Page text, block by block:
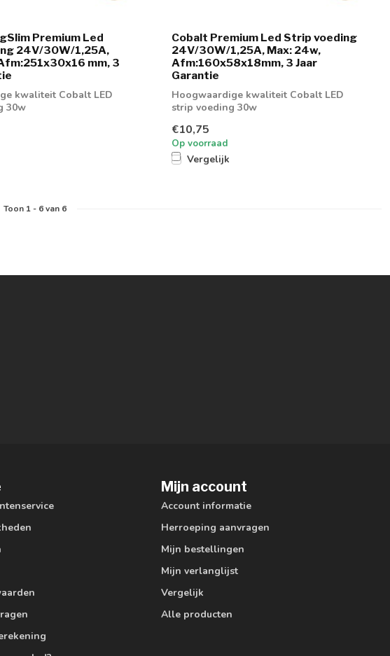
Premium Led
24V/30W/1,25A,
mm, 3
kwaliteit Cobalt LED
30w
Cobalt Premium Led Strip voeding
24V/30W/1,25A, Max: 24w,
Afm:160x58x18mm, 3 Jaar
Garantie
Hoogwaardige kwaliteit Cobalt LED
strip voeding 30w
€10,75
Op voorraad
Vergelijk
Toon 1- 6van 6
Mijn account
Account informatie
Herroeping aanvragen
Mijn bestellingen
Mijn verlanglijst
Vergelijk
Alle producten